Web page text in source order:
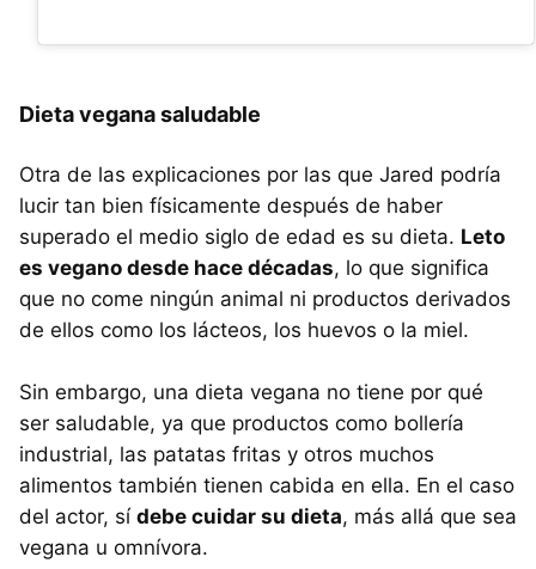
Dieta vegana saludable
Otra de las explicaciones por las que Jared podría
lucir tan bien físicamente después de haber
superado el medio siglo de edad es su dieta. Leto
es vegano desde hace décadas, lo que significa
que no come ningún animal ni productos derivados
de ellos como los lácteos, los huevos o la miel.
Sin embargo, una dieta vegana no tiene por qué
ser saludable, ya que productos como bollería
industrial, las patatas fritas y otros muchos
alimentos también tienen cabida en ella. En el caso
del actor, sí debe cuidar su dieta, más allá que sea
vegana u omnívora.